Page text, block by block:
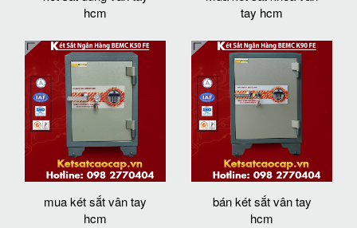
hcm
tay hcm
mua két sắt vân tay
hcm
bán két sắt vân tay
hcm